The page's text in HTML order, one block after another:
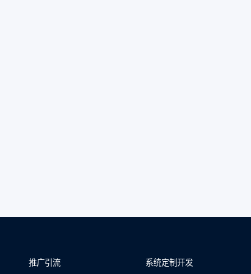
推广引流 系统定制开发